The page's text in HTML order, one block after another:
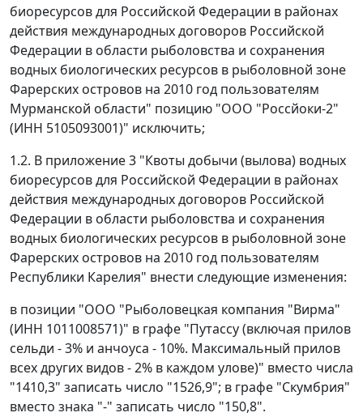
биоресурсов для Российской Федерации в районах
действия международных договоров Российской
Федерации в области рыболовства и сохранения
водных биологических ресурсов в рыболовной зоне
Фарерских островов на 2010 год пользователям
Мурманской области" позицию "ООО "Россйоки-2"
(ИНН 5105093001)" исключить;
1.2. В приложение 3 "Квоты добычи (вылова) водных
биоресурсов для Российской Федерации в районах
действия международных договоров Российской
Федерации в области рыболовства и сохранения
водных биологических ресурсов в рыболовной зоне
Фарерских островов на 2010 год пользователям
Республики Карелия" внести следующие изменения:
в позиции "ООО "Рыболовецкая компания "Вирма"
(ИНН 1011008571)" в графе "Путассу (включая прилов
сельди - 3% и анчоуса - 10%. Максимальный прилов
всех других видов - 2% в каждом улове)" вместо числа
"1410,3" записать число "1526,9"; в графе "Скумбрия"
вместо знака "-" записать число "150,8".